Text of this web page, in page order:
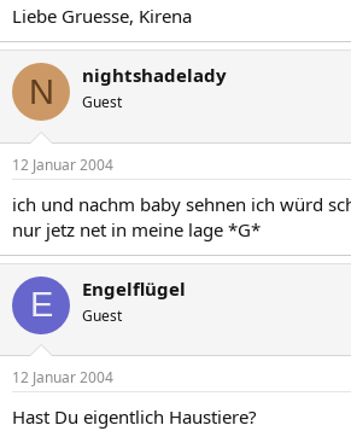
Liebe Gruesse, Kirena
N nightshadelady
Guest
12 Januar 2004
ich und nachm baby sehnen ich würd
nur jetz net in meine lage *G*
E Engelflügel
Guest
12 Januar 2004
Hast Du eigentlich Haustiere?